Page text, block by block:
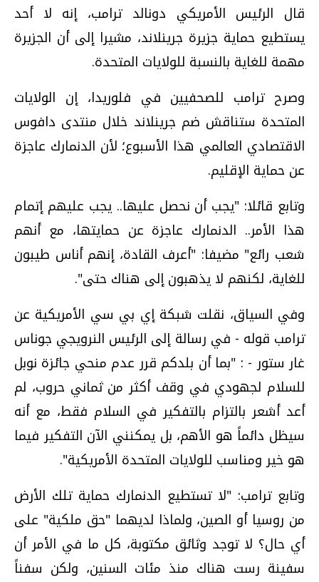
قال الرئيس الأمريكي دونالد ترامب، إنه لا أحد
يستطيع حماية جزيرة جرينلاند، مشيرا إلى أن الجزيرة
مهمة للغاية بالنسبة للولايات المتحدة.
وصرح ترامب للصحفيين في فلوريدا، إن الولايات
المتحدة ستناقش ضم جرينلاند خلال منتدى دافوس
الاقتصادي العالمي هذا الأسبوع؛ لأن الدنمارك عاجزة
عن حماية الإقليم.
وتابع قائلا: "يجب أن نحصل عليها.. يجب عليهم إتمام
هذا الأمر.. الدنمارك عاجزة عن حمايتها، مع أنهم
شعب رائع" مضيفا: "أعرف القادة، إنهم أناس طيبون
للغاية، لكنهم لا يذهبون إلى هناك حتى".
وفي السياق، نقلت شبكة إي بي سي الأمريكية عن
ترامب قوله - في رسالة إلى الرئيس النرويجي جوناس
غار ستور - : "بما أن بلدكم قرر عدم منحي جائزة نوبل
للسلام لجهودي في وقف أكثر من ثماني حروب، لم
أعد أشعر بالتزام بالتفكير في السلام فقط، مع أنه
سيظل دائماً هو الأهم، بل يمكنني الآن التفكير فيما
هو خير ومناسب للولايات المتحدة الأمريكية".
وتابع ترامب: "لا تستطيع الدنمارك حماية تلك الأرض
من روسيا أو الصين، ولماذا لديهما "حق ملكية" على
أي حال؟ لا توجد وثائق مكتوبة، كل ما في الأمر أن
سفينة رست هناك منذ مئات السنين، ولكن سفناً